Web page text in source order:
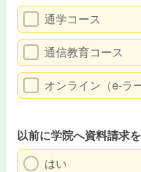
通学コース
通信教育コース
オンライン（e-ラ
以前に学院へ資料請求
はい